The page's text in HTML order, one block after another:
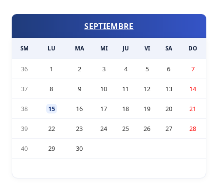
SEPTIEMBRE
SM LU MA MI JU VI SA DO
36 1 2 3 4 5 6 7
37 8 9 10 11 12 13 14
38 15 16 17 18 19 20 21
39 22 23 24 25 26 27 28
40 29 30